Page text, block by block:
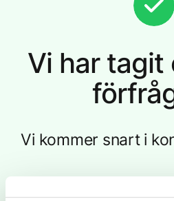
Vi har tagit
Vi kommer snart i